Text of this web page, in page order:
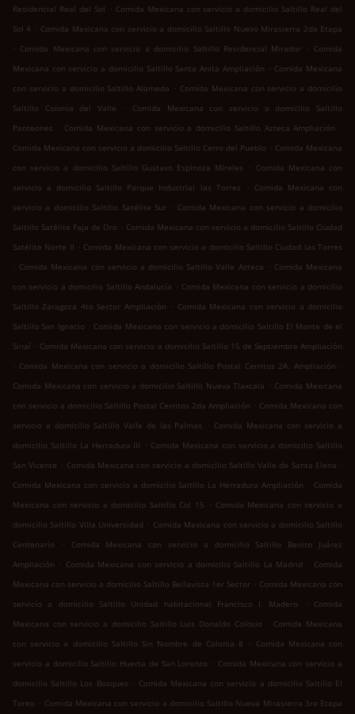
Residencial Real del Sol . Comida Mexicana con servicio a domicilio Saltillo Real del
Sol 4 . Comida Mexicana con servicio a domicilio Saltillo Nuevo Mirasierra 2da Etapa
. Comida Mexicana con servicio a domicilio Saltillo Residencial Mirador . Comida
Mexicana con servicio a domicilio Saltillo Santa Anita Ampliación . Comida Mexicana
con servicio a domicilio Saltillo Alameda . Comida Mexicana con servicio a domicilio
Saltillo Colonia del Valle
.
Comida Mexicana con servicio a domicilio Saltillo
Panteones
. Comida Mexicana con servicio a domicilio Saltillo Azteca Ampliación
.
Comida Mexicana con servicio a domicilio Saltillo Cerro del Pueblo . Comida Mexicana
con servicio a domicilio Saltillo Gustavo Espinoza Míreles
. Comida Mexicana con
servicio a domicilio Saltillo Parque Industrial las Torres
. Comida Mexicana con
servicio a domicilio Saltillo Satélite Sur . Comida Mexicana con servicio a domicilio
Saltillo Satélite Faja de Oro . Comida Mexicana con servicio a domicilio Saltillo Ciudad
Satélite Norte II . Comida Mexicana con servicio a domicilio Saltillo Ciudad las Torres
. Comida Mexicana con servicio a domicilio Saltillo Valle Azteca . Comida Mexicana
con servicio a domicilio Saltillo Andalucía . Comida Mexicana con servicio a domicilio
Saltillo Zaragoza 4to Sector Ampliación . Comida Mexicana con servicio a domicilio
Saltillo San Ignacio . Comida Mexicana con servicio a domicilio Saltillo El Monte de el
Sinaí . Comida Mexicana con servicio a domicilio Saltillo 15 de Septiembre Ampliación
. Comida Mexicana con servicio a domicilio Saltillo Postal Cerritos 2A. Ampliación .
Comida Mexicana con servicio a domicilio Saltillo Nueva Tlaxcala . Comida Mexicana
con servicio a domicilio Saltillo Postal Cerritos 2da Ampliación . Comida Mexicana con
servicio a domicilio Saltillo Valle de las Palmas
. Comida Mexicana con servicio a
domicilio Saltillo La Herradura III . Comida Mexicana con servicio a domicilio Saltillo
San Vicente . Comida Mexicana con servicio a domicilio Saltillo Valle de Santa Elena .
Comida Mexicana con servicio a domicilio Saltillo La Herradura Ampliación . Comida
Mexicana con servicio a domicilio Saltillo Col 15 . Comida Mexicana con servicio a
domicilio Saltillo Villa Universidad . Comida Mexicana con servicio a domicilio Saltillo
Centenario
.
Comida Mexicana con servicio a domicilio Saltillo Benito Juárez
Ampliación . Comida Mexicana con servicio a domicilio Saltillo La Madrid . Comida
Mexicana con servicio a domicilio Saltillo Bellavista 1er Sector . Comida Mexicana con
servicio a domicilio Saltillo Unidad habitacional Francisco I. Madero
.
Comida
Mexicana con servicio a domicilio Saltillo Luis Donaldo Colosio
. Comida Mexicana
con servicio a domicilio Saltillo Sin Nombre de Colonia 8
. Comida Mexicana con
servicio a domicilio Saltillo Huerta de San Lorenzo . Comida Mexicana con servicio a
domicilio Saltillo Los Bosques . Comida Mexicana con servicio a domicilio Saltillo El
Toreo . Comida Mexicana con servicio a domicilio Saltillo Nueva Mirasierra 3ra Etapa